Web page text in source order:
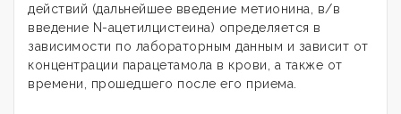
действий (дальнейшее введение метионина, в/в
введение N-ацетилцистеина) определяется в
зависимости по лабораторным данным и зависит от
концентрации парацетамола в крови, а также от
времени, прошедшего после его приема.